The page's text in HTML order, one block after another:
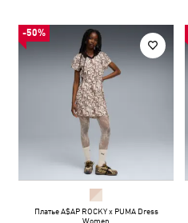
-50%
Платье A$AP ROCKY x PUMA Dress
Women